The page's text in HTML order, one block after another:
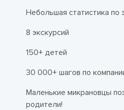
Небольшая статистика по
8 экскурсий
150+ детей
30 000+ шагов по
Маленькие микрановцы
родители!